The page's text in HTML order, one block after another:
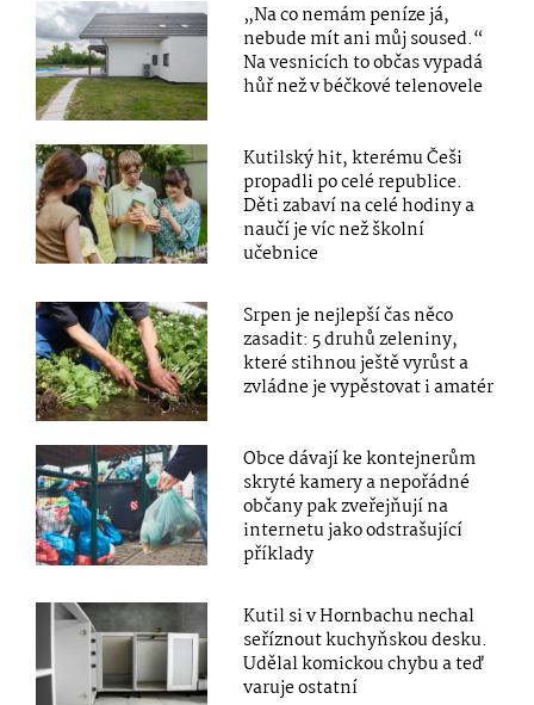
„Na co nemám peníze já,
nebude mít ani můj soused.“
Na vesnicích to občas vypadá
hůř než v béčkové telenovele
Kutilský hit, kterému Češi
propadli po celé republice.
Děti zabaví na celé hodiny a
naučí je víc než školní
učebnice
Srpen je nejlepší čas něco
zasadit: 5 druhů zeleniny,
které stihnou ještě vyrůst a
zvládne je vypěstovat i amatér
Obce dávají ke kontejnerům
skryté kamery a nepořádné
občany pak zveřejňují na
internetu jako odstrašující
příklady
Kutil si v Hornbachu nechal
seříznout kuchyňskou desku.
Udělal komickou chybu a teď
varuje ostatní